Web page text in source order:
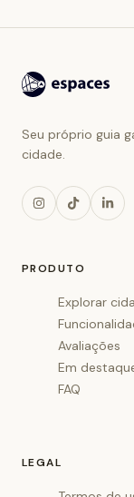
Seu próprio guia
cidade.
PRODUTO
Explorar
Avaliações
Em
FAQ
LEGAL